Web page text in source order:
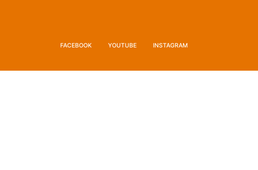
FACEBOOK YOUTUBE INSTAGRAM